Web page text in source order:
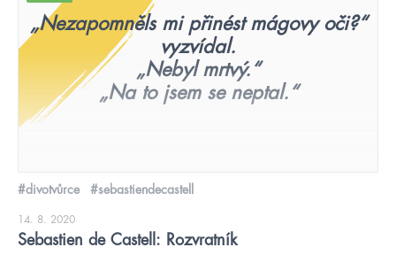
„Nezapomněls mi přinést mágovy oči?“
vyzvídal.
„Nebyl mrtvý.“
„Na to jsem se neptal.“
#divotvůrce #sebastiendecastell
14. 8. 2020
Sebastien de Castell: Rozvratník